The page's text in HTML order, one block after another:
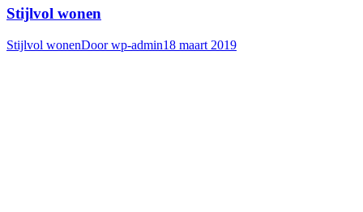
Stijlvol wonen
Stijlvol wonenDoorwp-admin18 maart 2019